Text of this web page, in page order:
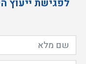
לפגישת ייעוץ